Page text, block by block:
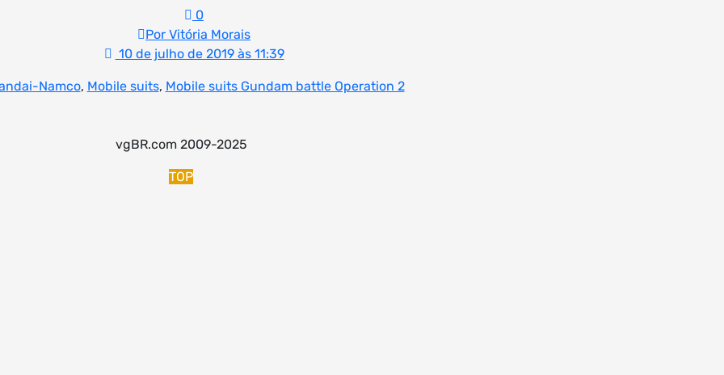
0
Por Vitória Morais
10 de julho de 2019 às 11:39
Namco, Mobile suits, Mobile suits Gundam battle Operation 2
vgBR.com 2009-2025
TOP